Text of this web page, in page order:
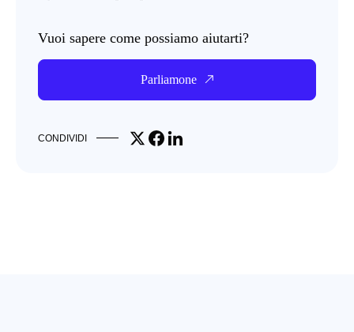
Vuoi sapere come possiamo aiutarti?
Parliamone
CONDIVIDI Share on X
Share on Facebook
Share on LinkedIn